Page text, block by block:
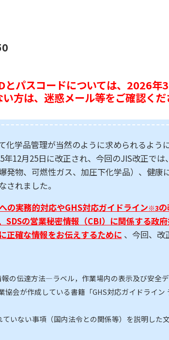
パスコードについては、2026年
方は、迷惑メール等をご確認くだ
学品管理が当然のように求められるよう
年12月25日に改正され、今回のJIS改正で
発物、可燃性ガス、加圧下化学品）、健
れました。
の実務的対応やGHS対応ガイドライン※3の
SDSの営業秘密情報（CBI）に関係する政
正確な情報をお伝えするために 、今回、改
伝達方法―ラベル，作業場内の表示及び安全デ
会が作成している書籍「GHS対応ガイドライン
ない事項（国内法令との関係等）を説明した文